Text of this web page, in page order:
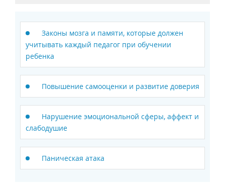
Законы мозга и памяти, которые должен
учитывать каждый педагог при обучении
ребенка
Повышение самооценки и развитие доверия
Нарушение эмоциональной сферы, аффект и
слабодушие
Паническая атака